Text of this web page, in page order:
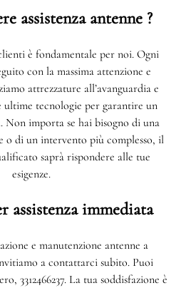
assistenza antenne ?
è fondamentale per noi. Ogni
con la massima attenzione e
attrezzature all’avanguardia e
ultime tecnologie per garantire un
Non importa se hai bisogno di una
o di un intervento più complesso, il
saprà rispondere alle tue
esigenze.
assistenza immediata
e manutenzione antenne a
a contattarci subito. Puoi
3312466237. La tua soddisfazione è